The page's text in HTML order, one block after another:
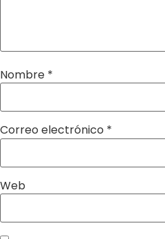
Nombre *
Correo electrónico *
Web